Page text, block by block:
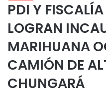
PDI Y
LOGRAN
MARIHUANA
CAMIÓN DE
CHUNGARÁ